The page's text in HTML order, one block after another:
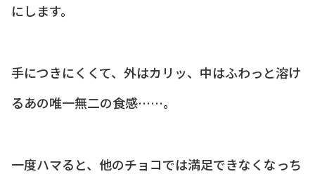
にします。
手につきにくくて、外はカリッ、中はふわっと溶け
るあの唯一無二の食感……。
一度ハマると、他のチョコでは満足できなくなっち